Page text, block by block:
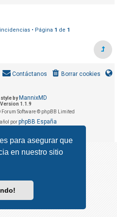
para asegurar que
en nuestro sitio
• Página 1 de 1
Borrar cookies
Contáctanos
by MannixMD
1.1.9
Forum Software © phpBB Limited
porphpBB España